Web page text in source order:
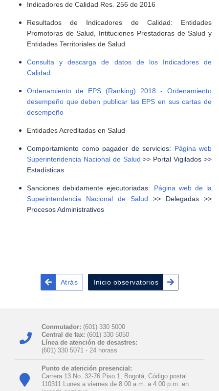
Indicadores de Calidad Res. 256 de ​2016​
Resultados de Indicadores de Calidad: Entidades
Promotoras de Salud, Intituciones Prestadoras de Salud y
Entidades Territoriales de Salud​
Consulta y descarga de datos de los Indicadores de
Calidad
Ordenamiento de EPS (Ranking) 2018 - Ordenamiento
desempeño que deben publicar las EPS en​ sus cartas de
desempeño
Entidades Acreditadas en Salud​
Comportamiento como pagador de servicios: Página web
Superintendencia Nacional de Salud >> Portal Vigilados >>
Estadísticas
Sanciones debidamente ejecutoriadas: Página web de la
Superintendencia Nacional de Salud >> Delegadas >>
Procesos Administrativos
Atrás Inicio observatorios
Conmutador: (601) 330 5000
Central de fax: (601) 330 5050
Línea de atención de desastres:
(601) 330 5071 - 24 horas​s
Punto de atención presencial:
Carrera 13 No. 32-76 Piso 1, Bogotá, Código postal
110311 Lunes a viernes de 8:00 a.m. a 4:00 p.m. en